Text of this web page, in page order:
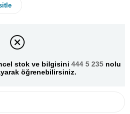
stok ve bilgisini 444 5 235 nolu
öğrenebilirsiniz.